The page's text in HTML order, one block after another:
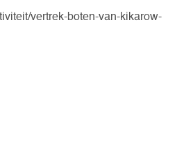
vertrek-boten-van-kikarow-